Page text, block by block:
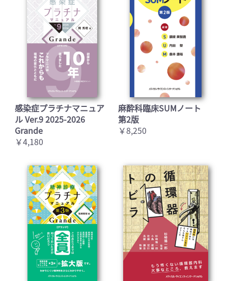
感染症プラチナマニュア
ル Ver.9 2025-2026
Grande
￥4,180
麻酔科臨床SUMノート
第2版
￥8,250